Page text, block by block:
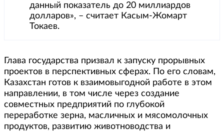
данный показатель до 20 миллиардов
долларов», – считает Касым-Жомарт
Токаев.
Глава государства призвал к запуску прорывных
проектов в перспективных сферах. По его словам,
Казахстан готов к взаимовыгодной работе в этом
направлении, в том числе через создание
совместных предприятий по глубокой
переработке зерна, масличных и мясомолочных
продуктов, развитию животноводства и